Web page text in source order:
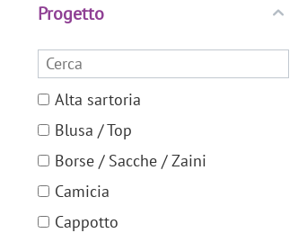
Progetto
Alta sartoria
Blusa / Top
Borse / Sacche / Zaini
Camicia
Cappotto